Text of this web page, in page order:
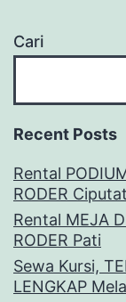
Cari
Recent Posts
Rental
RODER
Rental MEJA
RODER Pati
Sewa Kursi,
LENGKAP